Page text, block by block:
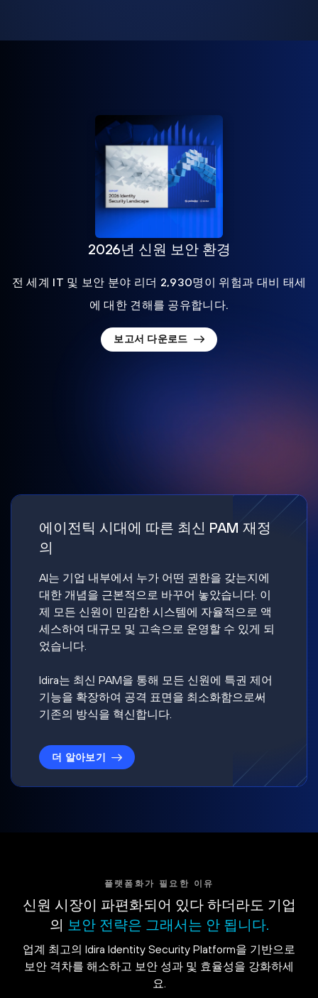
2026년 신원 보안 환경
전 세계 IT 및 보안 분야 리더 2,930명이 위험과 대비 태세
에 대한 견해를 공유합니다.
보고서 다운로드
에이전틱 시대에 따른 최신 PAM 재정
의
AI는 기업 내부에서 누가 어떤 권한을 갖는지에
대한 개념을 근본적으로 바꾸어 놓았습니다. 이
제 모든 신원이 민감한 시스템에 자율적으로 액
세스하여 대규모 및 고속으로 운영할 수 있게 되
었습니다.
Idira는 최신 PAM을 통해 모든 신원에 특권 제어
기능을 확장하여 공격 표면을 최소화함으로써
기존의 방식을 혁신합니다.
더 알아보기
플랫폼화가 필요한 이유
신원 시장이 파편화되어 있다 하더라도 기업
의 보안 전략은 그래서는 안 됩니다.
업계 최고의 Idira Identity Security Platform을 기반으로
보안 격차를 해소하고 보안 성과 및 효율성을 강화하세
요.